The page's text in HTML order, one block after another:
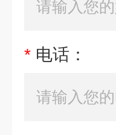
* 电话：